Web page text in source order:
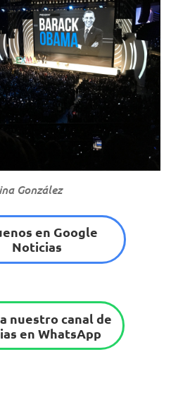
González
en Google
Noticias
nuestro canal de
en WhatsApp